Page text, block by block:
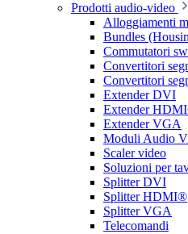
Prodotti audio-video
Alloggiamenti
Bundles
Commutatori
Convertitori
Convertitori
Extender DVI
Extender
Extender VGA
Moduli Audio
Scaler video
Soluzioni per
Splitter DVI
Splitter HDMI®
Splitter VGA
Telecomandi